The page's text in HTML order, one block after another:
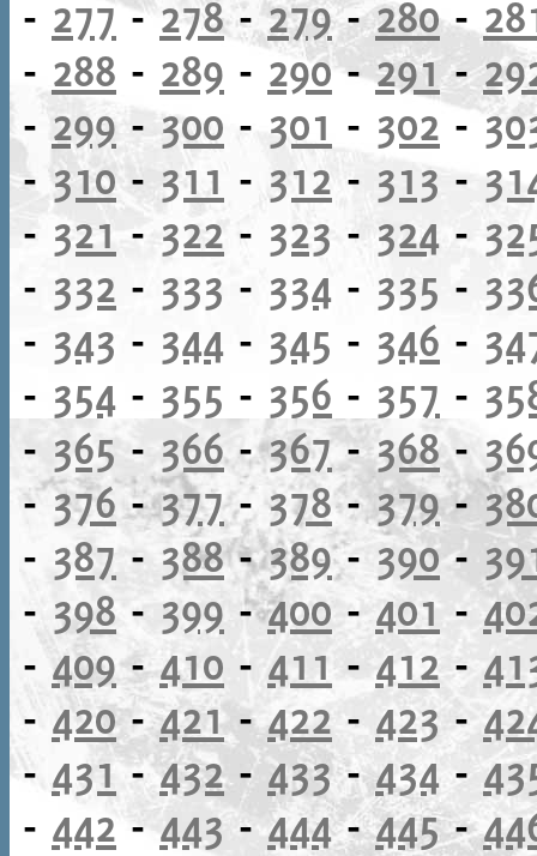
- 277-278-279-280-
- 288 - 289 - 290-291-
- 299 -300 - 301 - 302 -
-310- 311 - 312- 313 -
- 321 - 322 - 323 - 324 -
- 332 - 333 - 334 - 335 -
- 343 - 344 - 345 - 346 -
- 354 - 355 - 356 - 357 -
- 365 - 366-367-368-
-376-377-378- 379-
- 387 - 388-389- 390-
- 398 - 399 -400-401 -
-409-410 - 411-412 -
- 420-421-422 - 423 -
- 431-432-433-434-
- 442 -443 -444-445-